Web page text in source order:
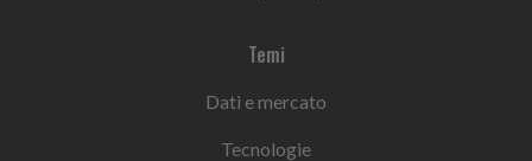
Temi
Dati e mercato
Tecnologie